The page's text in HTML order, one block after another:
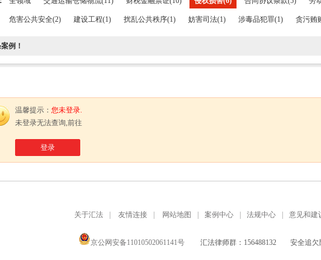
危害公共安全(2) 建设工程(1) 扰乱公共秩序(1) 妨害司法(1) 涉毒品犯罪(1) 贪污贿
例！
温馨提示： 您未登录.
未登录无法查询,前往
登录
关于汇法 友情连接 网站地图 案例中心 法规中心 意见和建
京公网安备11010502061141号 汇法律师群：156488132 安全追欠